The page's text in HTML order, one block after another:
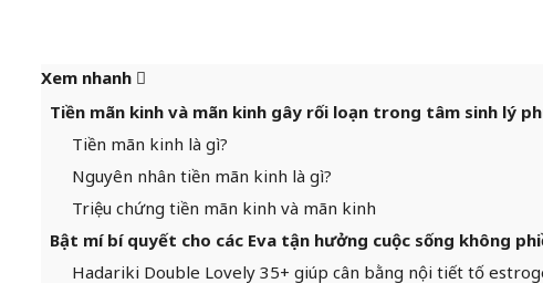
Xem nhanh
Tiền mãn kinh và mãn kinh gây rối loạn trong tâm sinh lý
Tiền mãn kinh là gì?
Nguyên nhân tiền mãn kinh là gì?
Triệu chứng tiền mãn kinh và mãn kinh
Bật mí bí quyết cho các Eva tận hưởng cuộc sống không
Hadariki Double Lovely 35+ giúp cân bằng nội tiết tố